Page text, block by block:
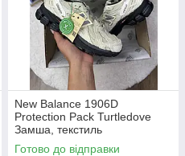
New Balance 1906D
Protection Pack Turtledove
Замша, текстиль
Готово до відправки